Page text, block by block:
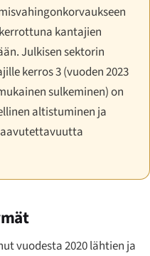
kantajien
Julkisen sektorin
kerros 3 (vuoden 2023
sulkeminen) on
altistuminen ja
vuodesta 2020 lähtien ja